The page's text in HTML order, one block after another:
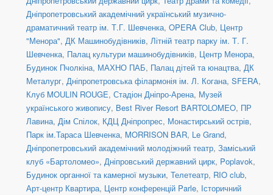
Дніпропетровський академічний український музично-
драматичний театр ім. Т.Г. Шевченка, OPERA Club, Центр
"Менора", ДК Машинобудівників, Літній театр парку ім. Т. Г.
Шевченка, Палац культури машинобудівників, Центр Менора,
Будинок Пчолкіна, МАХНО ПАБ, Палац дітей та юнацтва, ДК
Металург, Дніпропетровська філармонія ім. Л. Когана, SFERA,
Клуб MOULIN ROUGE, Стадіон Дніпро-Арена, Музей
українського живопису, Best River Resort BARTOLOMEO, ПР
Лавина, Дім Спілок, КДЦ Дніпропрес, Монастирський острів,
Парк ім.Тараса Шевченка, MORRISON BAR, Le Grand,
Дніпропетровський академічний молодіжний театр, Заміський
клуб «Бартоломео», Дніпровський державний цирк, Poplavok,
Будинок органної та камерної музыки, Телетеатр, RIO club,
Арт-центр Квартира, Центр конференцій Parle, Історичний